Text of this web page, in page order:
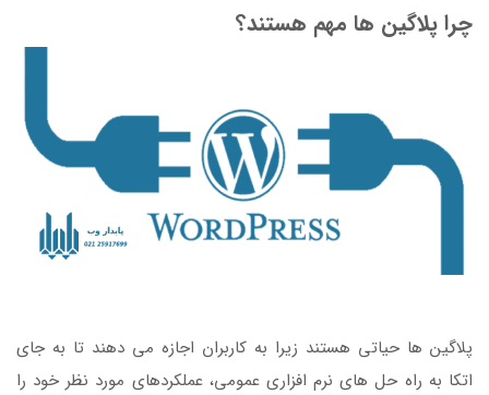
چرا پلاگین ها مهم هستند؟
پلاگین ها حیاتی هستند زیرا به کاربران اجازه می دهند تا به جای
اتکا به راه حل های نرم افزاری عمومی، عملکردهای مورد نظر خود را